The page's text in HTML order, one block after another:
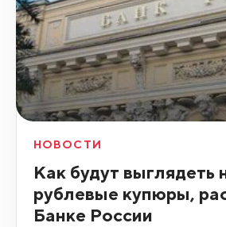
НОВОСТИ
Как будут выглядеть
рублевые купюры,
Банке России